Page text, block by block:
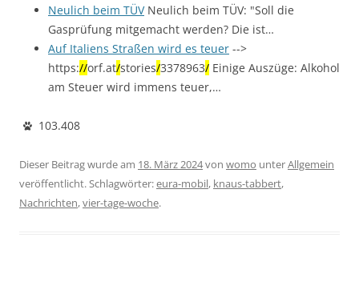
Neulich beim TÜVNeulich beim TÜV: "Soll die
Gasprüfung mitgemacht werden? Die ist…
Auf Italiens Straßen wird es teuer -->
https://orf.at/stories/3378963/ Einige Auszüge: Alkohol
am Steuer wird immens teuer,…
103.408
Dieser Beitrag wurde am 18. März 2024von womo unterAllgemein
veröffentlicht. Schlagwörter:eura-mobil, knaus-tabbert,
Nachrichten,vier-tage-woche.